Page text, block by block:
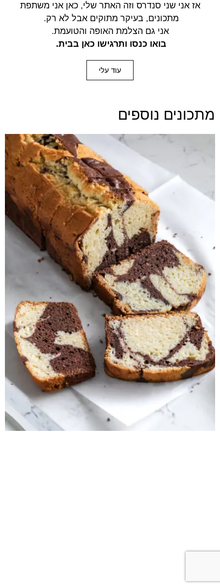
אז אני שני סנדרס וזה האתר שלי, כאן אני משתפת
מתכונים, בעיקר מתוקים אבל לא רק.
אני גם הצלמת האופה והטועמת.
בואו כנסו ותרגישו כאן בבית.
עוד עלי
מתכונים נוספים